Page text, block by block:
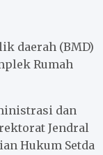
daerah (BMD)
Rumah
dan
Jendral
Hukum Setda